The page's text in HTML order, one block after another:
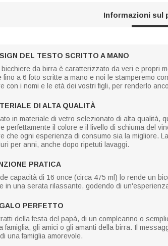
Informazioni sul
DEL TESTO SCRITTO A MANO
da birra è caratterizzato da veri e propri
fino a 6 foto scritte a mano e noi le stamperemo
con i nomi e le età dei vostri figli, per renderlo
DI ALTA QUALITÀ
in materiale di vetro selezionato di alta qualità,
perfettamente il colore e il livello di schiuma del
che ogni esperienza di consumo sia la migliore.
per anni, anche dopo ripetuti lavaggi.
PRATICA
capacità di 16 once (circa 475 ml) lo rende un
in una serata rilassante, godendo di
PERFETTO
della festa del papà, di un compleanno o
famiglia, gli amici o gli amanti della birra. Il
una famiglia amorevole.